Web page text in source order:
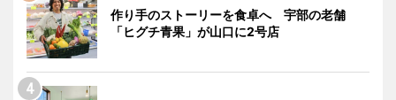
作り手のストーリーを食卓へ 宇部の老舗
「ヒグチ青果」が山口に2号店